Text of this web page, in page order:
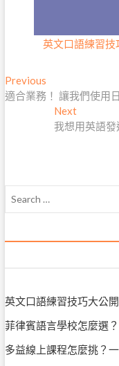
英文口語練習
文
章
PreviousPrevious
post:
適合業務！ 讓我們使用
NextNext
post:
我想用英語
英文口語練習技巧大公
菲律賓語言學校怎麼選
多益線上課程怎麼挑？